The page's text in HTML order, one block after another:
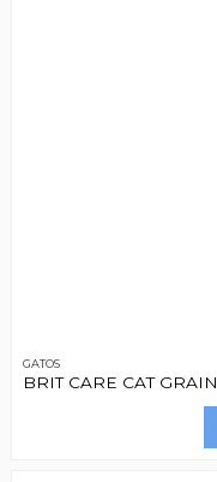
GATOS
BRIT CARE CAT